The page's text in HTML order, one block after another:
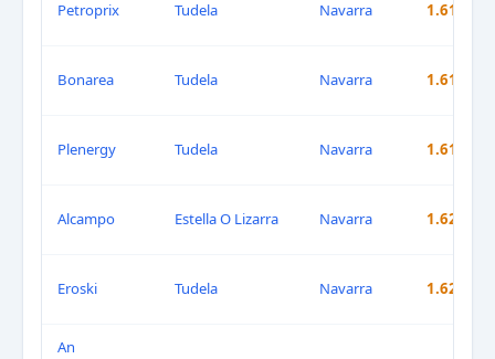
Petroprix Tudela Navarra 1.615 €
Bonarea Tudela Navarra 1.615 €
Plenergy Tudela Navarra 1.615 €
Alcampo Estella O Lizarra Navarra 1.620 €
Eroski Tudela Navarra 1.629 €
An